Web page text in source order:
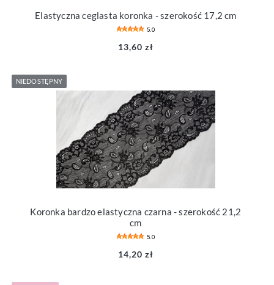
Elastyczna ceglasta koronka - szerokość 17,2 cm
5.0
13,60 zł
Koronka bardzo elastyczna czarna - szerokość 21,2
cm
5.0
14,20 zł
NIEDOSTĘPNY